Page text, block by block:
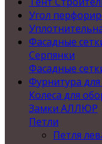
Угол
Фасадные
Серпянки
Фасадные
Фурнитура
Колеса для
Замки АЛЛЮР
Петли
Петля